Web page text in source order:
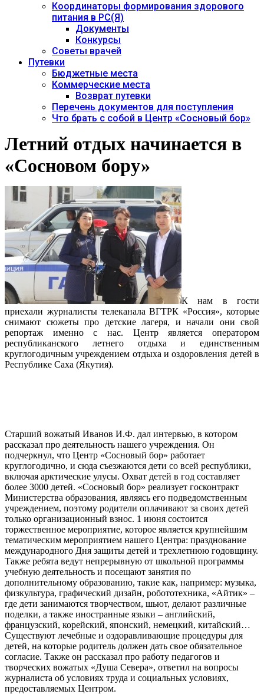
Координаторы формирования здорового
питания в РС(Я)
Документы
Конкурсы
Советы врачей
Путевки
Бюджетные места
Коммерческие места
Возврат путевки
Перечень документов для поступления
Что брать с собой в Центр «Сосновый бор»
Летний отдых начинается в
«Сосновом бору»
К нам в гости
приехали журналисты телеканала ВГТРК «Россия», которые
снимают сюжеты про детские лагеря, и начали они свой
репортаж именно с нас. Центр является оператором
республиканского летнего отдыха и единственным
круглогодичным учреждением отдыха и оздоровления детей в
Республике Саха (Якутия).
Старший вожатый Иванов И.Ф. дал интервью, в котором
рассказал про деятельность нашего учреждения. Он
подчеркнул, что Центр «Сосновый бор» работает
круглогодично, и сюда съезжаются дети со всей республики,
включая арктические улусы. Охват детей в год составляет
более 3000 детей. «Сосновый бор» реализует госконтракт
Министерства образования, являясь его подведомственным
учреждением, поэтому родители оплачивают за своих детей
только организационный взнос. 1 июня состоится
торжественное мероприятие, которое является крупнейшим
тематическим мероприятием нашего Центра: празднование
международного Дня защиты детей и трехлетнюю годовщину.
Также ребята ведут непрерывную от школьной программы
учебную деятельность и посещают занятия по
дополнительному образованию, такие как, например: музыка,
физкультура, графический дизайн, робототехника, «Айтик» –
где дети занимаются творчеством, шьют, делают различные
поделки, а также иностранные языки – английский,
французский, корейский, японский, немецкий, китайский…
Существуют лечебные и оздоравливающие процедуры для
детей, на которые родитель должен дать свое обязательное
согласие. Также он рассказал про работу педагогов и
творческих вожатых «Душа Севера», ответил на вопросы
журналиста об условиях труда и социальных условиях,
предоставляемых Центром.